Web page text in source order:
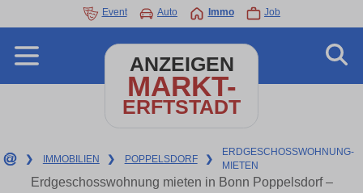
Event Auto Immo Job
ANZEIGEN
MARKT-
ERFTSTADT
❯ IMMOBILIEN ❯ POPPELSDORF ❯
ERDGESCHOSSWOHNUNG-
MIETEN
Erdgeschosswohnung mieten in Bonn Poppelsdorf –